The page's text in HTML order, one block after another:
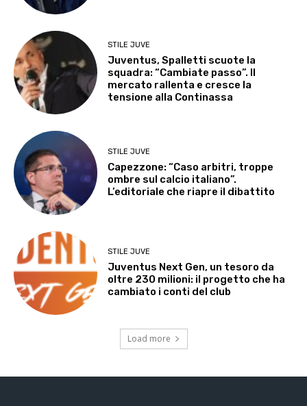
STILE JUVE
Juventus, Spalletti scuote la
squadra: “Cambiate passo”. Il
mercato rallenta e cresce la
tensione alla Continassa
STILE JUVE
Capezzone: “Caso arbitri, troppe
ombre sul calcio italiano”.
L’editoriale che riapre il dibattito
STILE JUVE
Juventus Next Gen, un tesoro da
oltre 230 milioni: il progetto che ha
cambiato i conti del club
Load more